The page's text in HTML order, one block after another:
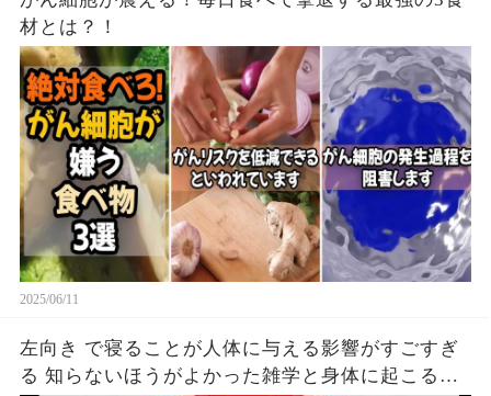
材とは？！
2025/06/11
左向き で寝ることが人体に与える影響がすごすぎ
る 知らないほうがよかった雑学と身体に起こる現